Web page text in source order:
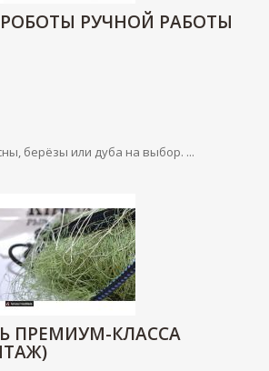
РУЧНОЙ РАБОТЫ
берёзы или дуба на выбор. ...
ПРЕМИУМ-КЛАССА